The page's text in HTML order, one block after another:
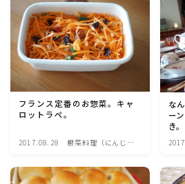
野菜料理(玉ねぎ・ねぎ・アボカド
アスパラガス)
根菜料理（にんじん・ごぼう・かぶ
ビーツ)
芋類(じゃが芋・さつま芋・里芋・
フランス定番のお惣菜。キャ
ロットラペ。
2017.08.28
根菜料理（にんじ
大根・れんこん・ビ
ーツ)
な
ー
き。